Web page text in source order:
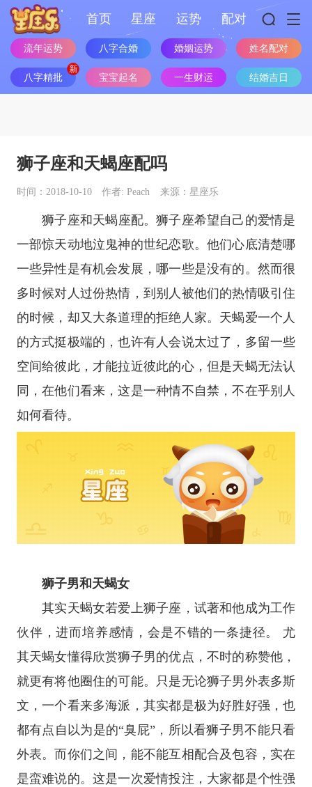
首页 星座 运势 配对
流年运势 八字合婚 婚姻运势 姓名配对
八字精批 宝宝起名 一生财运 结婚吉日
狮子座和天蝎座配吗
时间：2018-10-10 作者: Peach 来源：星座乐
狮子座和天蝎座配。狮子座希望自己的爱情是
一部惊天动地泣鬼神的世纪恋歌。他们心底清楚哪
一些异性是有机会发展，哪一些是没有的。然而很
多时候对人过份热情，到别人被他们的热情吸引住
的时候，却又大条道理的拒绝人家。天蝎爱一个人
的方式挺极端的，也许有人会说太过了，多留一些
空间给彼此，才能拉近彼此的心，但是天蝎无法认
同，在他们看来，这是一种情不自禁，不在乎别人
如何看待。
狮子男和天蝎女
其实天蝎女若爱上狮子座，试著和他成为工作
伙伴，进而培养感情，会是不错的一条捷径。 尤
其天蝎女懂得欣赏狮子男的优点，不时的称赞他，
就更有将他圈住的可能。只是无论狮子男外表多斯
文，一个看来多海派，其实都是极为好胜好强，也
都有点自以为是的“臭屁”，所以看狮子男不能只看
外表。而你们之间，能不能互相配合及包容，实在
是蛮难说的。这是一次爱情投注，大家都是个性强